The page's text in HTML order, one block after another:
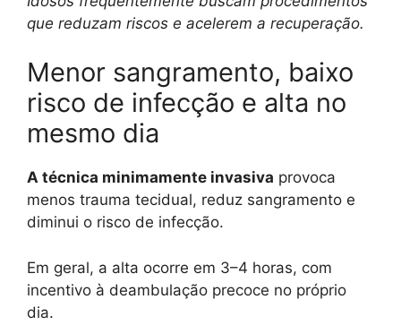
que reduzam riscos e acelerem a recuperação.
Menor sangramento, baixo
risco de infecção e alta no
mesmo dia
A técnica minimamente invasiva provoca
menos trauma tecidual, reduz sangramento e
diminui o risco de infecção.
Em geral, a alta ocorre em 3–4 horas, com
incentivo à deambulação precoce no próprio
dia.